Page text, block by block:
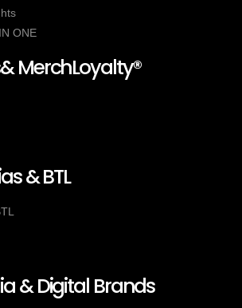
ONE
MerchLoyalty®
& BTL
& Digital Brands